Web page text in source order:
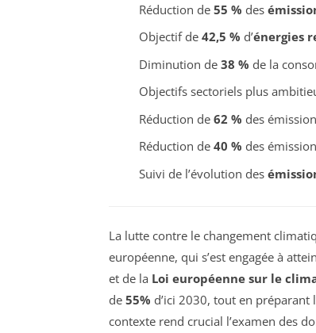
Réduction de 55 % des
Objectif de 42,5 % d’énergies
Diminution de 38 % de la
Objectifs sectoriels plus
Réduction de 62 % des
Réduction de 40 % des
Suivi de l’évolution des
La lutte contre le changement
européenne, qui s’est engagée à
et de la Loi européenne sur le
de 55% d’ici 2030, tout en
contexte rend crucial l’examen des